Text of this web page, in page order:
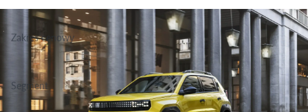
Zakres cenowy
73 800 - 126 500 zł
Segment
Grupa Podstawowa, Klasa Małe